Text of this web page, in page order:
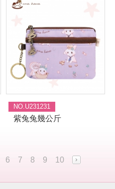
NO.U231231
紫兔兔幾公斤
6 7 8 9 10